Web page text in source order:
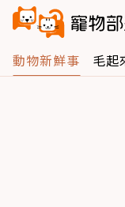
動物新鮮事 毛起